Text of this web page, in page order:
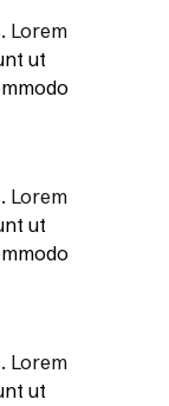
Lorem
ut
Lorem
ut
Lorem
ut